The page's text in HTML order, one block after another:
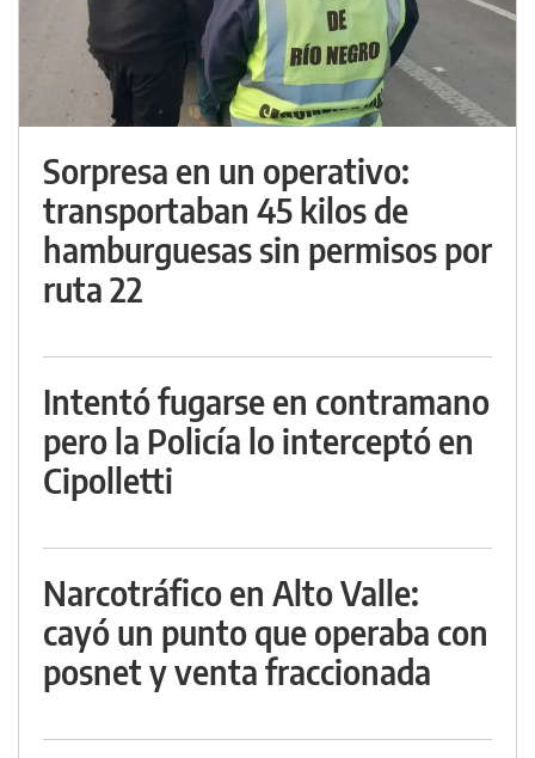
Sorpresa en un operativo:
transportaban 45 kilos de
hamburguesas sin permisos por
ruta 22
Intentó fugarse en contramano
pero la Policía lo interceptó en
Cipolletti
Narcotráfico en Alto Valle:
cayó un punto que operaba con
posnet y venta fraccionada